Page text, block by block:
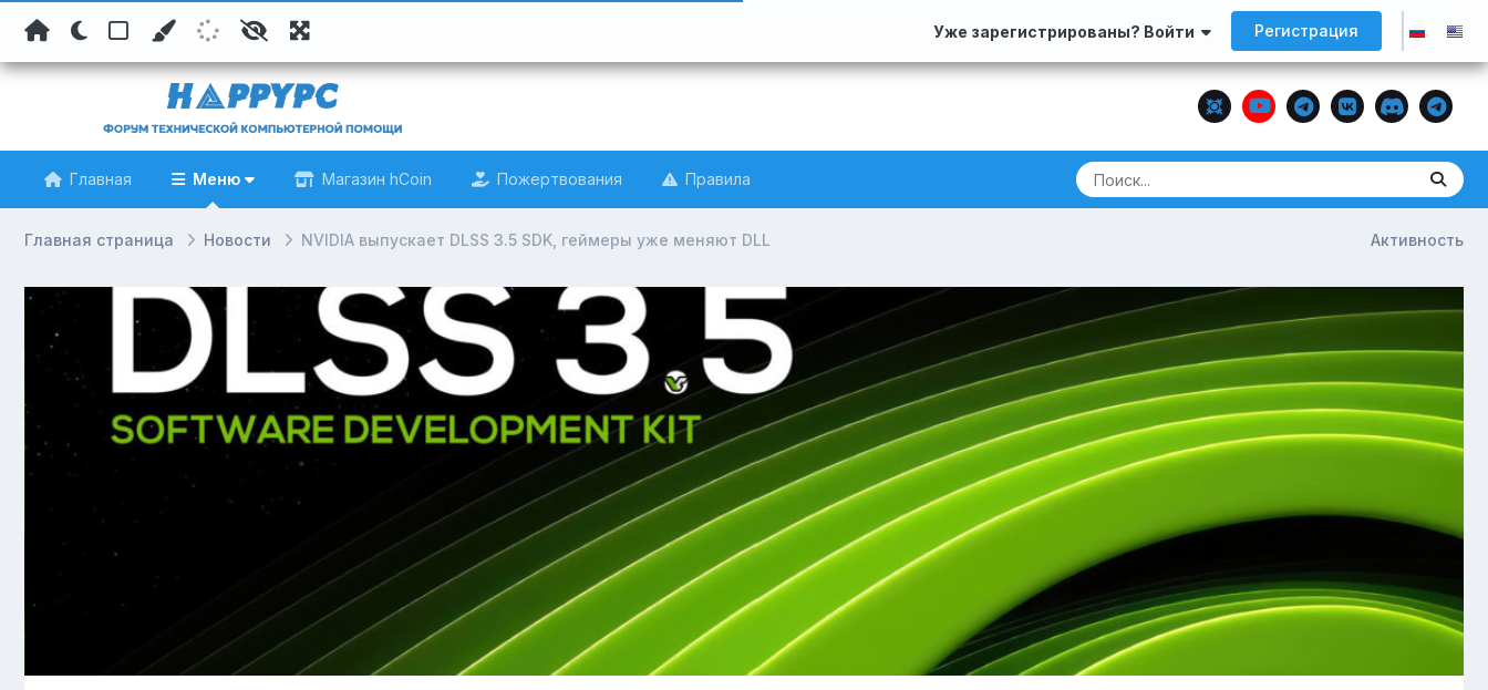
Уже зарегистрированы? Войти Регистрация
Главная Меню Магазин hCoin Пожертвования Правила
Активность
Главная страница Новости NVIDIA выпускает DLSS 3.5 SDK, геймеры уже меняют DLL